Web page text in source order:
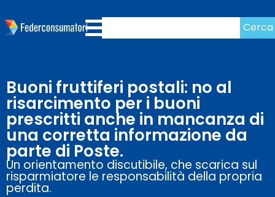
Cerca
Buoni fruttiferi postali: no al
risarcimento per i buoni
prescritti anche in mancanza di
una corretta informazione da
parte di Poste.
Un orientamento discutibile, che scarica sul
risparmiatore le responsabilità della propria
perdita.